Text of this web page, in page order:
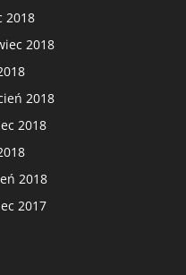
2018
2018
2018
2018
2018
2017